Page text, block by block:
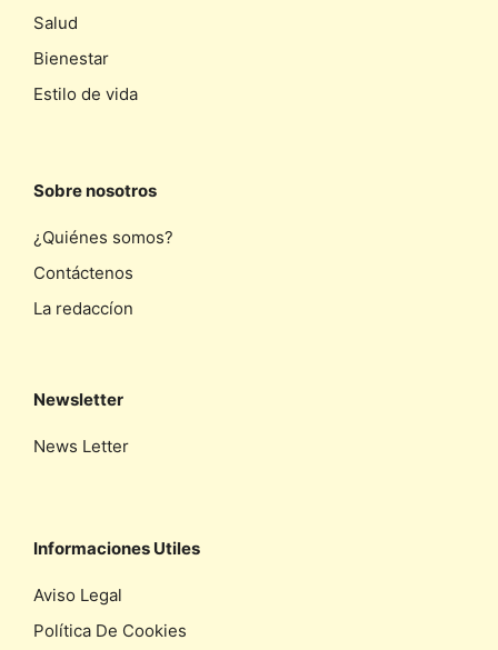
Salud
Bienestar
Estilo de vida
Sobre nosotros
¿Quiénes somos?
Contáctenos
La redaccíon
Newsletter
News Letter
Informaciones Utiles
Aviso Legal
Política De Cookies